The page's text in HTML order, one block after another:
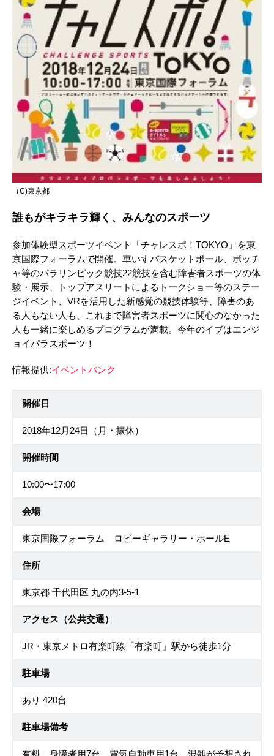
（C)東京都
誰もがキラキラ輝く、みんなのスポーツ
参加体験型スポーツイベント「チャレスポ！TOKYO」を東
京国際フォーラムで開催。車いすバスケットボール、ボッチ
ャ等のパラリンピック競技22競技を含む障害者スポーツの体
験・展示、トップアスリートによるトークショー等のステー
ジイベント、VRを活用した新感覚の競技体験等、障害のあ
る人もない人も、これまで障害者スポーツに関心のなかった
人も一緒に楽しめるプログラムが満載。今年のイブはエンジ
ョイパラスポーツ！
情報提供:イベントバンク
開催日
2018年12月24日（月・振休）
開催時間
10:00〜17:00
会場
東京国際フォーラム ロビーギャラリー・ホールE
住所
東京都 千代田区 丸の内3-5-1
アクセス（公共交通）
JR・東京メトロ有楽町線「有楽町」駅から徒歩1分
駐車場
あり 420台
駐車場備考